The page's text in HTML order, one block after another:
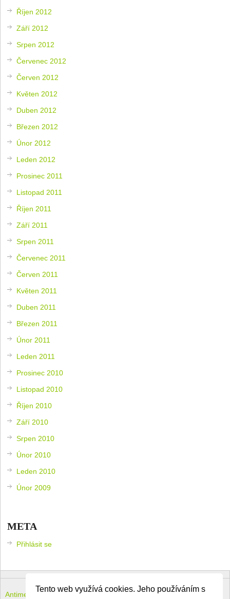
Tento web využívá cookies. Jeho používáním s
Říjen 2012
Září 2012
Srpen 2012
Červenec 2012
Červen 2012
Květen 2012
Duben 2012
Březen 2012
Únor 2012
Leden 2012
Prosinec 2011
Listopad 2011
Říjen 2011
Září 2011
Srpen 2011
Červenec 2011
Červen 2011
Květen 2011
Duben 2011
Březen 2011
Únor 2011
Leden 2011
Prosinec 2010
Listopad 2010
Říjen 2010
Září 2010
Srpen 2010
Únor 2010
Leden 2010
Únor 2009
META
Přihlásit se
Antimeloun – komouši dneškaCopyright © 2026.